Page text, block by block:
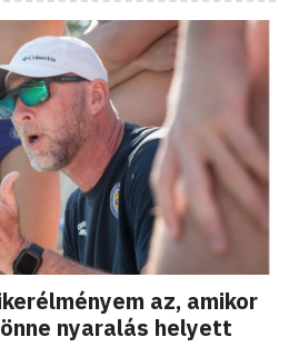
az, amikor
nyaralás helyett